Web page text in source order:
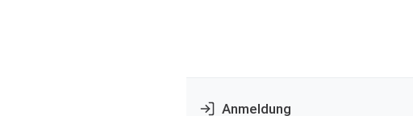
Anmeldung